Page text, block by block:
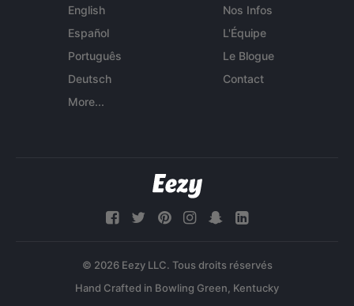
English
Español
Português
Deutsch
More...
Nos Infos
L'Équipe
Le Blogue
Contact
© 2026 Eezy LLC. Tous droits réservés